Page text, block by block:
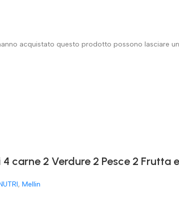
acquistato questo prodotto possono lasciare
carne 2 Verdure 2 Pesce 2 Frutta
, Mellin